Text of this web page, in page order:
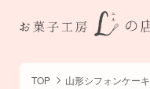
TOP 山形シフォンケーキ